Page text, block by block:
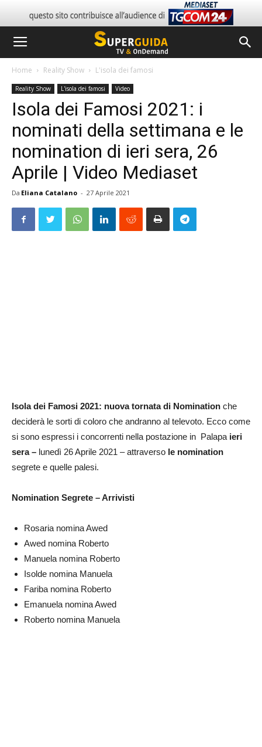
Home Reality Show L'isola dei famosi
Reality Show L'isola dei famosi Video
Isola dei Famosi 2021: i
nominati della settimana e le
nomination di ieri sera, 26
Aprile | Video Mediaset
Da Eliana Catalano - 27 Aprile 2021
Isola dei Famosi 2021: nuova tornata di Nomination che
deciderà le sorti di coloro che andranno al televoto. Ecco come
si sono espressi i concorrenti nella postazione in Palapa ieri
sera – lunedì 26 Aprile 2021 – attraverso le nomination
segrete e quelle palesi.
Nomination Segrete – Arrivisti
Rosaria nomina Awed
Awed nomina Roberto
Manuela nomina Roberto
Isolde nomina Manuela
Fariba nomina Roberto
Emanuela nomina Awed
Roberto nomina Manuela